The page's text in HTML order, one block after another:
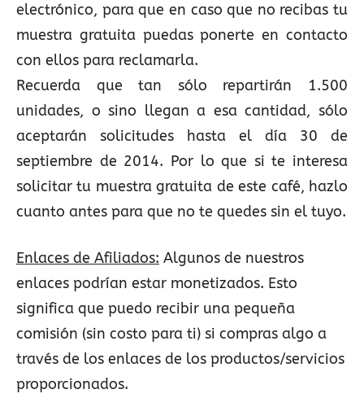
electrónico, para que en caso que no recibas tu
muestra gratuita puedas ponerte en contacto
con ellos para reclamarla.
Recuerda que tan sólo repartirán 1.500
unidades, o sino llegan a esa cantidad, sólo
aceptarán solicitudes hasta el día 30 de
septiembre de 2014. Por lo que si te interesa
solicitar tu muestra gratuita de este café, hazlo
cuanto antes para que no te quedes sin el tuyo.
Enlaces de Afiliados: Algunos de nuestros
enlaces podrían estar monetizados. Esto
significa que puedo recibir una pequeña
comisión (sin costo para ti) si compras algo a
través de los enlaces de los productos/servicios
proporcionados.